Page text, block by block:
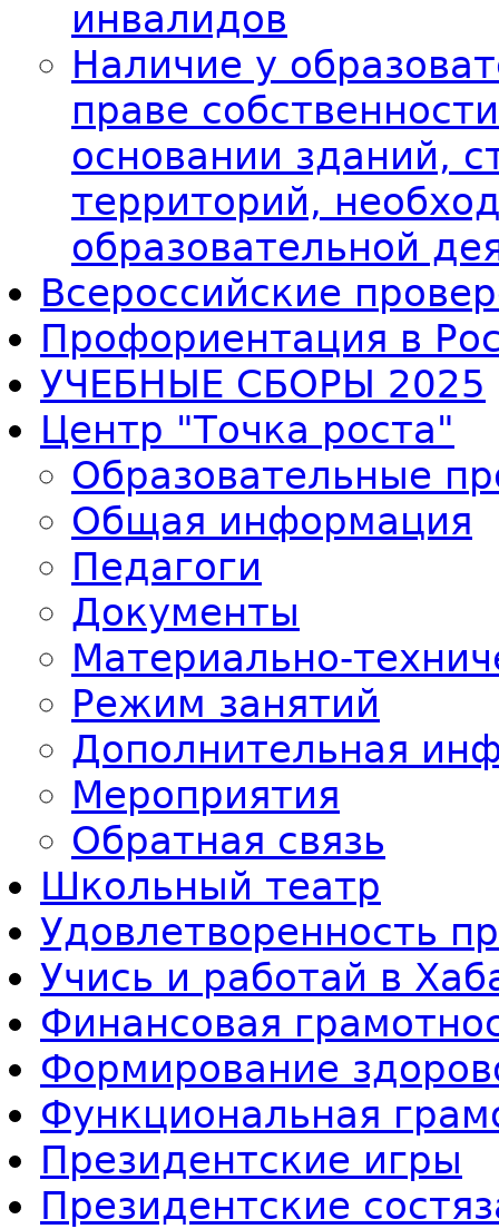
инвалидов
Наличие у
праве
основании зданий,
территорий,
образовательной
Всероссийские
Профориентация в
УЧЕБНЫЕ СБОРЫ 2025
Центр "Точка роста"
Образовательные
Общая информация
Педагоги
Документы
Материально-
Режим занятий
Дополнительная
Мероприятия
Обратная связь
Школьный театр
Удовлетворенность
Учись и работай в
Финансовая
Формирование
Функциональная
Президентские игры
Президентские